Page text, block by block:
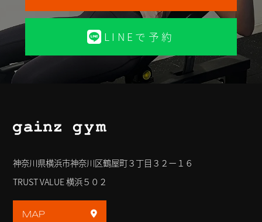
LINEで予約
神奈川県横浜市神奈川区鶴屋町３丁目３２ー１６
TRUST VALUE 横浜５０２
MAP